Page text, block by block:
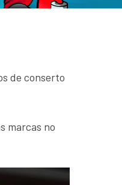
de conserto
marcas no